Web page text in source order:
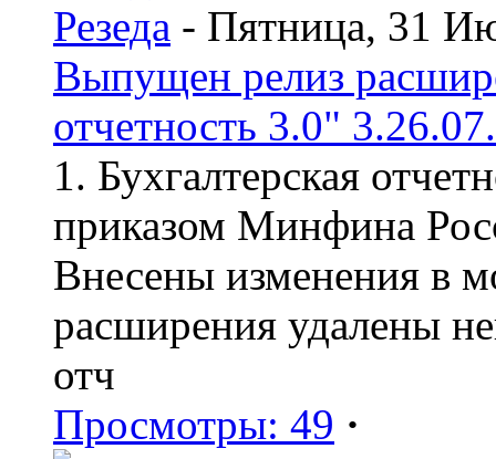
Резеда - Пятница, 31
Выпущен релиз
отчетность 3.0"
1. Бухгалтерская
приказом Минфина
Внесены изменения в
расширения удалены
отч
Просмотры: 49 ·